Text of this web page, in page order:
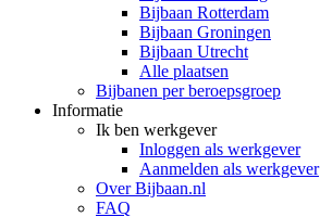
Bijbaan Rotterdam
Bijbaan Groningen
Bijbaan Utrecht
Alle plaatsen
Bijbanen per beroepsgroep
Informatie
Ik ben werkgever
Inloggen als werkgever
Aanmelden als werkgever
Over Bijbaan.nl
FAQ